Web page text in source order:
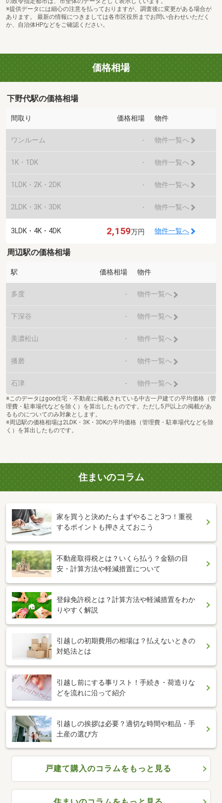
※提供データには細心の注意を払っておりますが、調査後に変更がある場合が
あります。 最新の情報につきましては各市区役所までお問い合わせいただく
か、自治体HPなどをご確認ください。
価格相場
下野代駅の価格相場
間取り 価格相場 物件
ワンルーム - 物件一覧へ
1K・1DK - 物件一覧へ
1LDK・2K・2DK - 物件一覧へ
2LDK・3K・3DK - 物件一覧へ
3LDK・4K・4DK 2,159万円 物件一覧へ
周辺駅の価格相場
駅 価格相場 物件
多度 - 物件一覧へ
下深谷 - 物件一覧へ
美濃松山 - 物件一覧へ
播磨 - 物件一覧へ
石津 - 物件一覧へ
※このデータはgoo住宅・不動産に掲載されている中古一戸建ての平均価格（管
理費・駐車場代などを除く）を算出したものです。ただし5戸以上の掲載があ
るものについてのみ対象とします。
※周辺駅の価格相場は2LDK・3K・3DKの平均価格（管理費・駐車場代などを除
く）を算出したものです。
住まいのコラム
家を買うと決めたらまずやること3つ！重視
するポイントも押さえておこう
不動産取得税とは？いくら払う？金額の目
安・計算方法や軽減措置について
登録免許税とは？計算方法や軽減措置をわか
りやすく解説
引越しの初期費用の相場は？払えないときの
対処法とは
引越し前にする事リスト！手続き・荷造りな
どを流れに沿って紹介
引越しの挨拶は必要？適切な時間や粗品・手
土産の選び方
戸建て購入のコラムをもっと見る